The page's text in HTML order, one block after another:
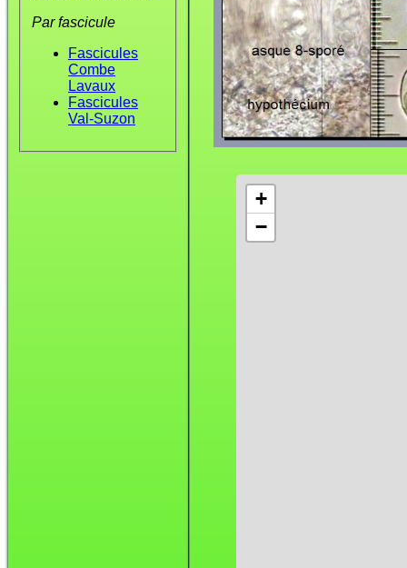
Par fascicule
Fascicules
Combe
Lavaux
Fascicules
Val-Suzon
+
−